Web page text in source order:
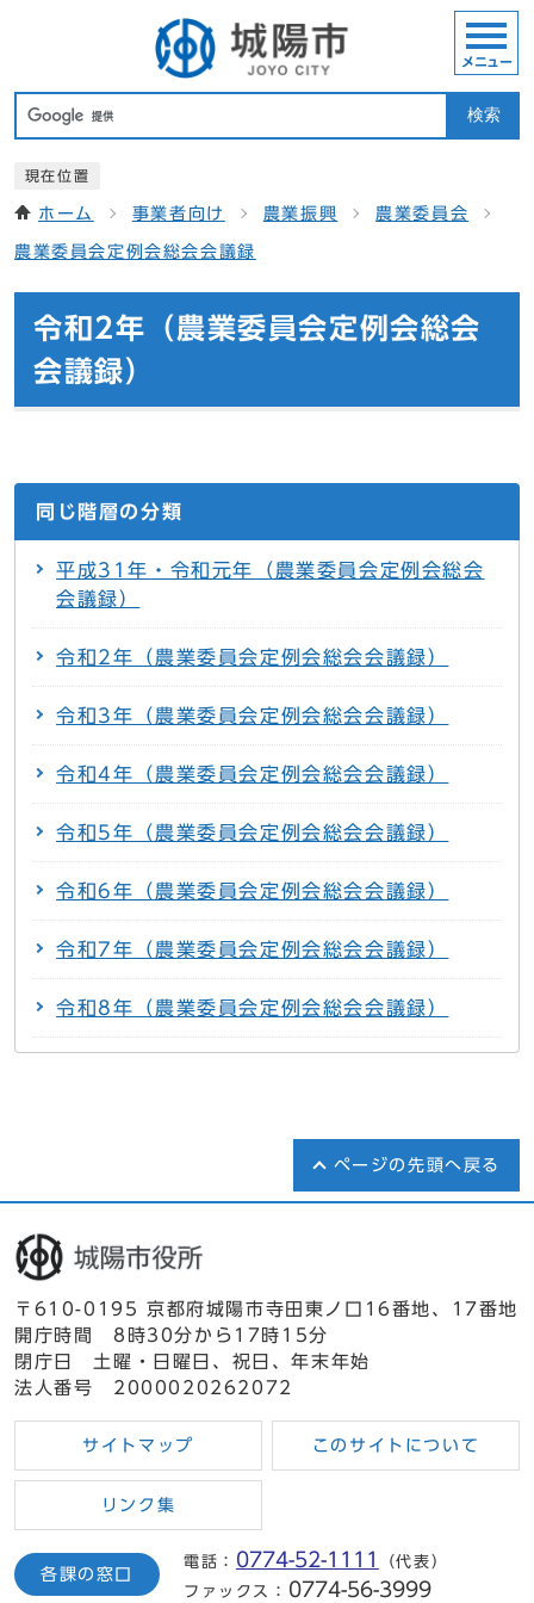
検索
メニュー
現在位置
ホーム 事業者向け 農業振興 農業委員会
農業委員会定例会総会会議録
令和2年（農業委員会定例会総会
会議録）
同じ階層の分類
平成31年・令和元年（農業委員会定例会総会
会議録）
令和2年（農業委員会定例会総会会議録）
令和3年（農業委員会定例会総会会議録）
令和4年（農業委員会定例会総会会議録）
令和5年（農業委員会定例会総会会議録）
令和6年（農業委員会定例会総会会議録）
令和7年（農業委員会定例会総会会議録）
令和8年（農業委員会定例会総会会議録）
ページの先頭へ戻る
〒610-0195 京都府城陽市寺田東ノ口16番地、17番地
開庁時間 8時30分から17時15分
閉庁日 土曜・日曜日、祝日、年末年始
法人番号 2000020262072
サイトマップ このサイトについて
リンク集
各課の窓口
電話： 0774-52-1111
（代表）
ファックス：
0774-56-3999